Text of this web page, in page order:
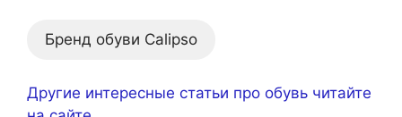
Бренд обуви Calipso
Другие интересные статьи про обувь читайте